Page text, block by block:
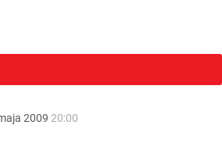
2009 20:00